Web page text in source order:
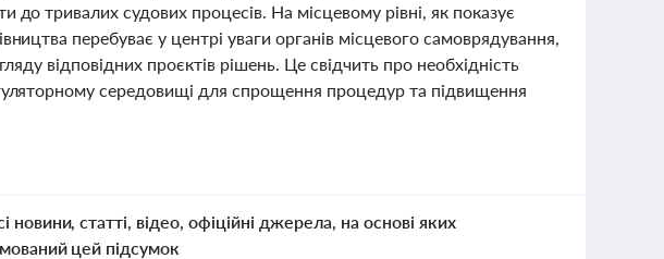
тривалих судових процесів. На місцевому рівні, як показує
перебуває у центрі уваги органів місцевого самоврядування,
відповідних проєктів рішень. Це свідчить про необхідність
середовищі для спрощення процедур та підвищення
статті, відео, офіційні джерела, на основі яких
цей підсумок